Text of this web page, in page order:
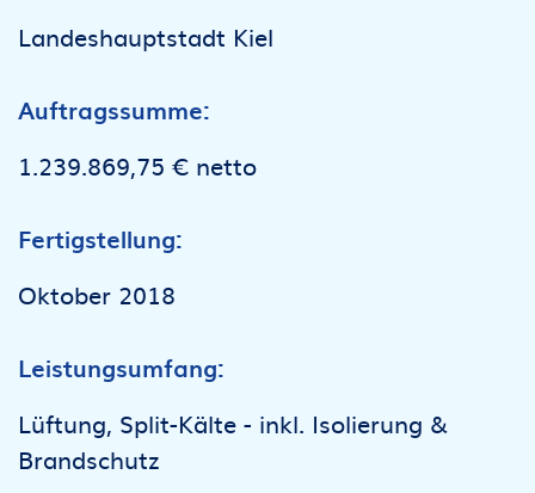
Landeshauptstadt Kiel
Auftragssumme:
1.239.869,75 € netto
Fertigstellung:
Oktober 2018
Leistungsumfang:
Lüftung, Split-Kälte - inkl. Isolierung &
Brandschutz